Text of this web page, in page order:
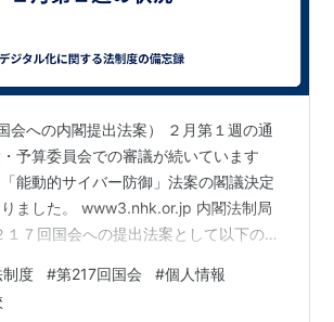
会への内閣提出法案） ２月第１週の通
予算委員会での審議が続いています
能動的サイバー防御」法案の閣議決定
ました。 www3.nhk.or.jp 内閣法制局
１７回国会への提出法案として以下の３
されているため、「能動的サイバー防
は月曜に掲載されるのではないかと思
制度 #第217回国会 #個人情報